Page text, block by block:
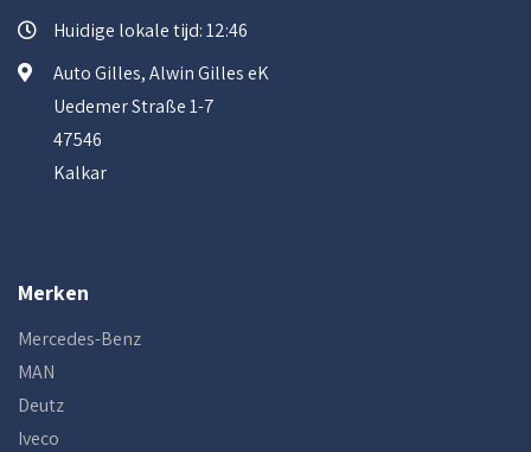
Huidige lokale tijd: 12:46
Auto Gilles, Alwin Gilles eK
Uedemer Straße 1-7
47546
Kalkar
Merken
Mercedes-Benz
MAN
Deutz
Iveco